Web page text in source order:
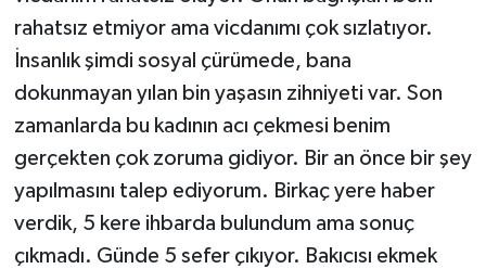
rahatsız etmiyor ama vicdanımı çok sızlatıyor.
İnsanlık şimdi sosyal çürümede, bana
dokunmayan yılan bin yaşasın zihniyeti var. Son
zamanlarda bu kadının acı çekmesi benim
gerçekten çok zoruma gidiyor. Bir an önce bir şey
yapılmasını talep ediyorum. Birkaç yere haber
verdik, 5 kere ihbarda bulundum ama sonuç
çıkmadı. Günde 5 sefer çıkıyor. Bakıcısı ekmek